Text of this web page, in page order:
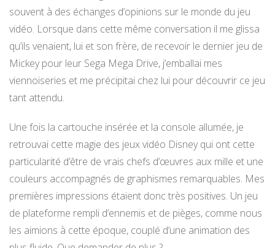
souvent à des échanges d’opinions sur le monde du jeu
vidéo. Lorsque dans cette même conversation il me glissa
qu’ils venaient, lui et son frère, de recevoir le dernier jeu de
Mickey pour leur Sega Mega Drive, j’emballai mes
viennoiseries et me précipitai chez lui pour découvrir ce jeu
tant attendu.
Une fois la cartouche insérée et la console allumée, je
retrouvai cette magie des jeux vidéo Disney qui ont cette
particularité d’être de vrais chefs d’œuvres aux mille et une
couleurs accompagnés de graphismes remarquables. Mes
premières impressions étaient donc très positives. Un jeu
de plateforme rempli d’ennemis et de pièges, comme nous
les aimions à cette époque, couplé d’une animation des